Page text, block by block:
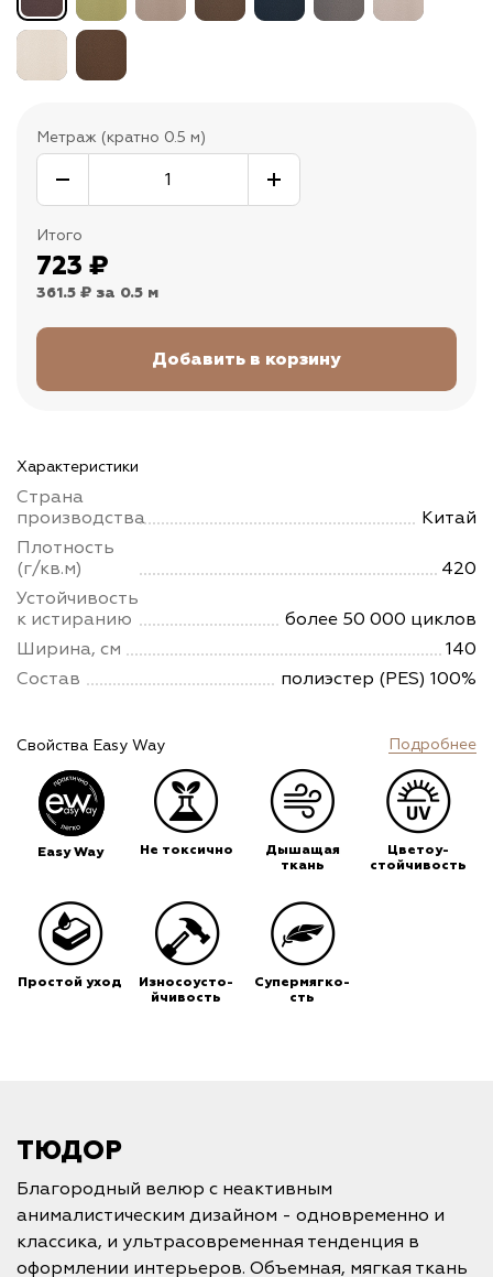
Метраж (кратно 0.5 м)
Итого
723 ₽
361.5 ₽ за 0.5 м
Характеристики
Страна
производства
Китай
Плотность
(г/кв.м)
420
Устойчивость
к истиранию
более 50 000 циклов
Ширина, см
140
Состав
полиэстер (PES) 100%
Свойства Easy Way Подробнее
Easy Way Не токсично
Дышащая
ткань
Цветоу-
стойчивость
Простой уход
Износоусто-
йчивость
Супермягко-
сть
ТЮДОР
Благородный велюр с неактивным
анималистическим дизайном - одновременно и
классика, и ультрасовременная тенденция в
оформлении интерьеров. Объемная, мягкая ткань